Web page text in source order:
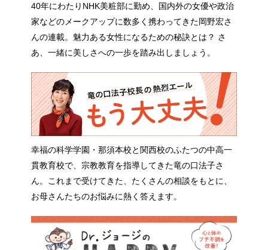
40年にわたりNHK美粧部に勤め、国内外の女優や政治
家などのメークアップに数多く携わってきた岡野宏さ
んの連載。魅力ある女性になるための秘訣とは？ さ
あ、一緒に美しさへの一歩を踏み出しましょう。
幸福の科学学園・那須本校と関西校のふたつの中高一
貫教育校で、宗教教育を指導してきた竜の口法子さ
ん。これまで受けてきた、たくさんの相談をもとに、
お母さんたちのお悩みに熱く答えます。